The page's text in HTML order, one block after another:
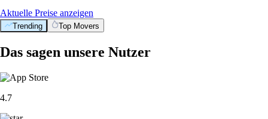
Aktuelle Preise anzeigen
Trending Top Movers
Das sagen unsere Nutzer
4.7